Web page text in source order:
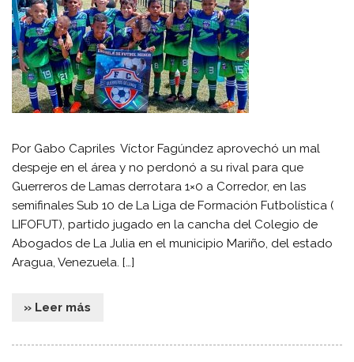
Por Gabo Capriles Víctor Fagúndez aprovechó un mal
despeje en el área y no perdonó a su rival para que
Guerreros de Lamas derrotara 1×0 a Corredor, en las
semifinales Sub 10 de La Liga de Formación Futbolística (
LIFOFUT), partido jugado en la cancha del Colegio de
Abogados de La Julia en el municipio Mariño, del estado
Aragua, Venezuela. […]
» Leer más